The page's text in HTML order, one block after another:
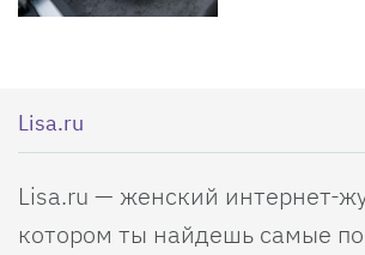
Lisa.ru
Lisa.ru — женский интернет-
котором ты найдешь самые